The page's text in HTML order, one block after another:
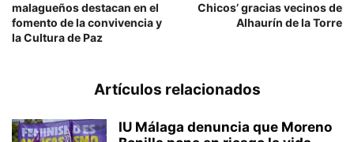
malagueños destacan en el
fomento de la convivencia y
la Cultura de Paz
Chicos’ gracias vecinos de
Alhaurín de la Torre
Artículos relacionados
IU Málaga denuncia que Moreno